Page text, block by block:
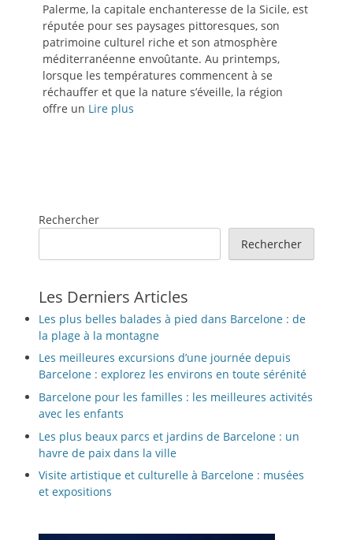
Palerme, la capitale enchanteresse de la Sicile, est
réputée pour ses paysages pittoresques, son
patrimoine culturel riche et son atmosphère
méditerranéenne envoûtante. Au printemps,
lorsque les températures commencent à se
réchauffer et que la nature s’éveille, la région
offre un Lire plus
Rechercher
Rechercher
Les Derniers Articles
Les plus belles balades à pied dans Barcelone : de
la plage à la montagne
Les meilleures excursions d’une journée depuis
Barcelone : explorez les environs en toute sérénité
Barcelone pour les familles : les meilleures activités
avec les enfants
Les plus beaux parcs et jardins de Barcelone : un
havre de paix dans la ville
Visite artistique et culturelle à Barcelone : musées
et expositions